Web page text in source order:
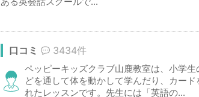
口コミ 3434件
ペッピーキッズクラブ山鹿教室は、小学
どを通して体を動かして学んだり、カー
れたレッスンです。先生には「英語の...